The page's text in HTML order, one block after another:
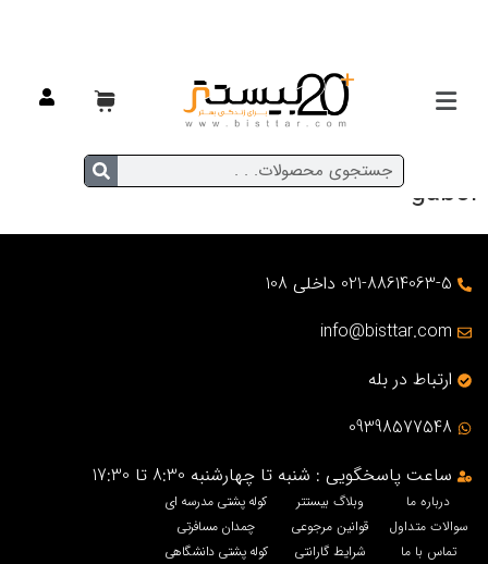
gabol
021-88614063-5 داخلی 108
info@bisttar.com
ارتباط در بله
09398577548
ساعت پاسخگویی : شنبه تا چهارشنبه 8:30 تا 17:30
درباره ما
سوالات متداول
تماس با ما
وبلاگ بیستتر
قوانین مرجوعی
شرایط گارانتی
کوله پشتی مدرسه ای
چمدان مسافرتی
کوله پشتی دانشگاهی